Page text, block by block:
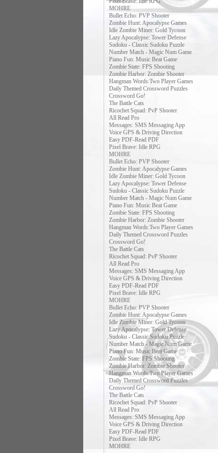
MOHRE
Bullet Echo: PVP Shooter
Zombie Hunt: Apocalypse Games
Idle Zombie Miner: Gold Tycoon
Lazy Apocalypse: Tower Defense
Sudoku - Classic Sudoku Puzzle
Number Match - Magic Num Game
Piano Fun: Music Beat Game
Zombie State: FPS Shooting
Zombie Harbor: Zombie Shooter
Hangman Words:Two Player Games
Daily Themed Crossword Puzzles
Crossword Go!
The Battle Cats
Ricochet Squad: PvP Shooter
All Read Pro
Messages: SMS Messaging App
Voice GPS & Driving Direction
Easy PDF-Read PDF
Pixel Brave: Idle RPG
MOHRE
Bullet Echo: PVP Shooter
Zombie Hunt: Apocalypse Games
Idle Zombie Miner: Gold Tycoon
Lazy Apocalypse: Tower Defense
Sudoku - Classic Sudoku Puzzle
Number Match - Magic Num Game
Piano Fun: Music Beat Game
Zombie State: FPS Shooting
Zombie Harbor: Zombie Shooter
Hangman Words:Two Player Games
Daily Themed Crossword Puzzles
Crossword Go!
The Battle Cats
Ricochet Squad: PvP Shooter
All Read Pro
Messages: SMS Messaging App
Voice GPS & Driving Direction
Easy PDF-Read PDF
Pixel Brave: Idle RPG
MOHRE
Bullet Echo: PVP Shooter
Zombie Hunt: Apocalypse Games
Idle Zombie Miner: Gold Tycoon
Lazy Apocalypse: Tower Defense
Sudoku - Classic Sudoku Puzzle
Number Match - Magic Num Game
Piano Fun: Music Beat Game
Zombie State: FPS Shooting
Zombie Harbor: Zombie Shooter
Hangman Words:Two Player Games
Daily Themed Crossword Puzzles
Crossword Go!
The Battle Cats
Ricochet Squad: PvP Shooter
All Read Pro
Messages: SMS Messaging App
Voice GPS & Driving Direction
Easy PDF-Read PDF
Pixel Brave: Idle RPG
MOHRE